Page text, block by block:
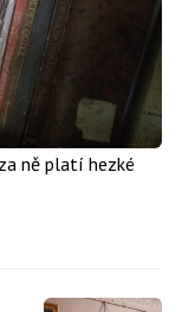
ně platí hezké